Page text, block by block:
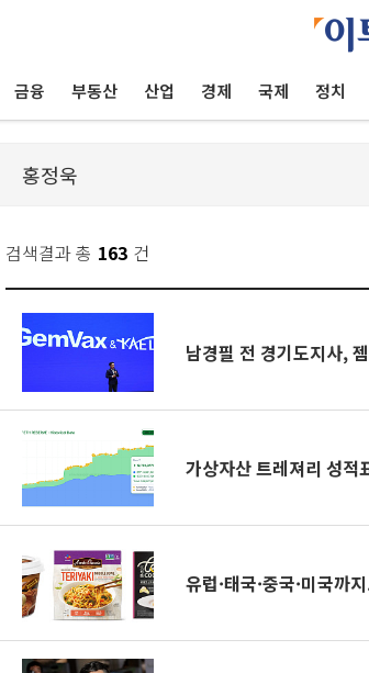
금융 부동산 산업 경제 국제 정치
검색결과 총 163 건
남경필 전 경기도지사,
가상자산 트레져리 성
유럽·태국·중국·미국까